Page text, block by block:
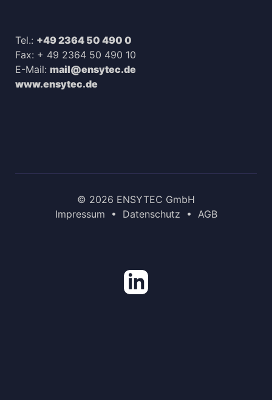
Tel.: +49 2364 50 490 0
Fax: + 49 2364 50 490 10
E-Mail: mail@ensytec.de
www.ensytec.de
© 2026 ENSYTEC GmbH
Impressum • Datenschutz • AGB